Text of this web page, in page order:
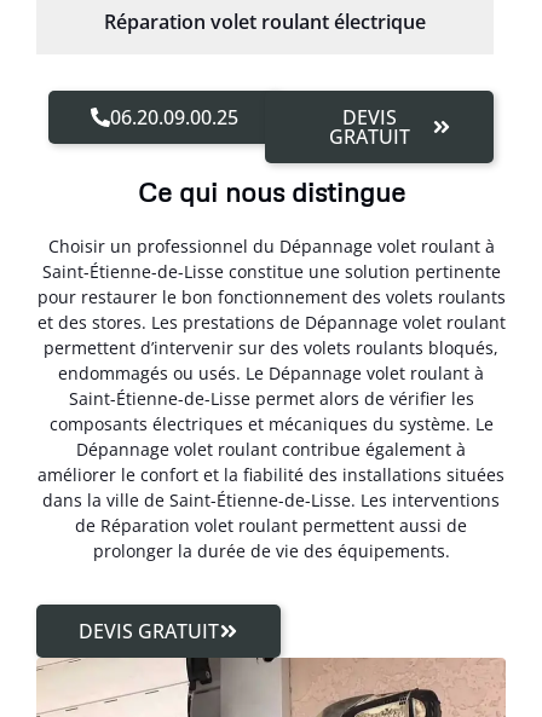
Réparation volet roulant électrique
06.20.09.00.25 DEVIS
GRATUIT
Ce qui nous distingue
Choisir un professionnel du Dépannage volet roulant à
Saint-Étienne-de-Lisse constitue une solution pertinente
pour restaurer le bon fonctionnement des volets roulants
et des stores. Les prestations de Dépannage volet roulant
permettent d’intervenir sur des volets roulants bloqués,
endommagés ou usés. Le Dépannage volet roulant à
Saint-Étienne-de-Lisse permet alors de vérifier les
composants électriques et mécaniques du système. Le
Dépannage volet roulant contribue également à
améliorer le confort et la fiabilité des installations situées
dans la ville de Saint-Étienne-de-Lisse. Les interventions
de Réparation volet roulant permettent aussi de
prolonger la durée de vie des équipements.
DEVIS GRATUIT